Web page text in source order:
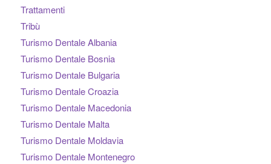
Trattamenti
Tribù
Turismo Dentale Albania
Turismo Dentale Bosnia
Turismo Dentale Bulgaria
Turismo Dentale Croazia
Turismo Dentale Macedonia
Turismo Dentale Malta
Turismo Dentale Moldavia
Turismo Dentale Montenegro